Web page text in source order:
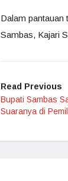
Dalam pantauan
Sambas, Kajari
Read Previous
Bupati Sambas
Suaranya di